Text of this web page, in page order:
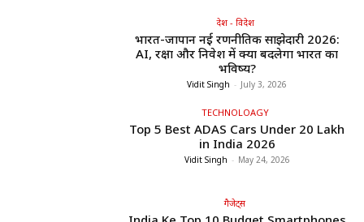
देश - विदेश
भारत-जापान नई रणनीतिक साझेदारी 2026:
AI, रक्षा और निवेश में क्या बदलेगा भारत का
भविष्य?
Vidit Singh - July 3, 2026
TECHNOLOAGY
Top 5 Best ADAS Cars Under ₹20 Lakh
in India 2026
Vidit Singh - May 24, 2026
गैजेट्स